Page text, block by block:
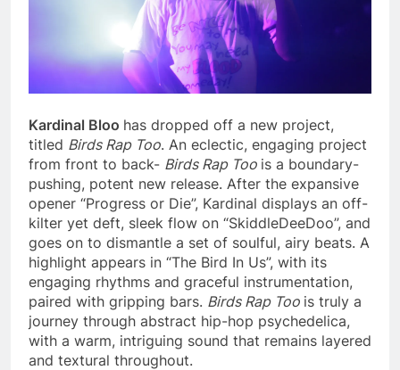
Kardinal Bloo has dropped off a new project,
titled Birds Rap Too. An eclectic, engaging project
from front to back- Birds Rap Too is a boundary-
pushing, potent new release. After the expansive
opener “Progress or Die”, Kardinal displays an off-
kilter yet deft, sleek flow on “SkiddleDeeDoo”, and
goes on to dismantle a set of soulful, airy beats. A
highlight appears in “The Bird In Us”, with its
engaging rhythms and graceful instrumentation,
paired with gripping bars. Birds Rap Too is truly a
journey through abstract hip-hop psychedelica,
with a warm, intriguing sound that remains layered
and textural throughout.